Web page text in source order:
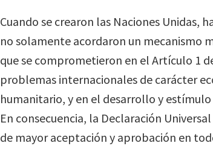
Cuando se crearon las Naciones Unidas,
no solamente acordaron un mecanismo
que se comprometieron en el Artículo 1
problemas internacionales de carácter
humanitario, y en el desarrollo y
En consecuencia, la Declaración
de mayor aceptación y aprobación en